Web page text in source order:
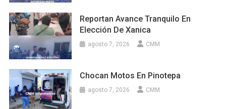
Reportan Avance Tranquilo En
Elección De Xanica
agosto 7, 2026 CMM
Chocan Motos En Pinotepa
agosto 7, 2026 CMM